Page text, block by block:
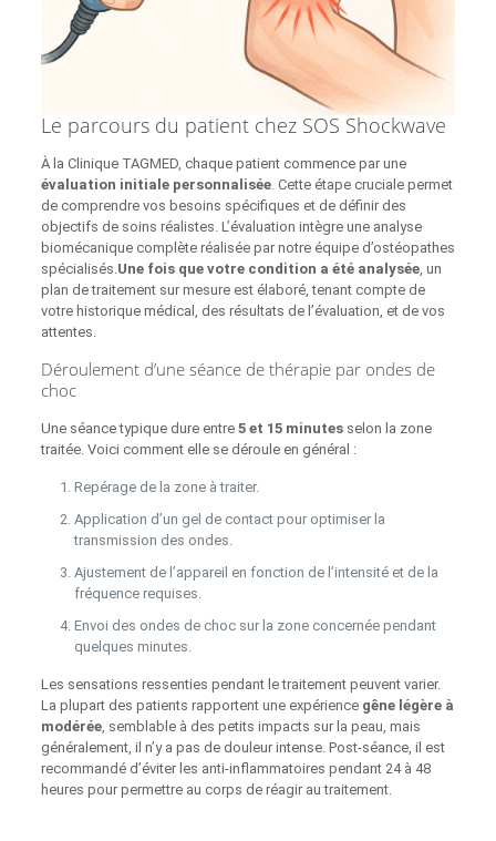
Le parcours du patient chez SOS Shockwave
À la Clinique TAGMED, chaque patient commence par une
évaluation initiale personnalisée. Cette étape cruciale permet
de comprendre vos besoins spécifiques et de définir des
objectifs de soins réalistes. L’évaluation intègre une analyse
biomécanique complète réalisée par notre équipe d’ostéopathes
spécialisés. Une fois que votre condition a été analysée, un
plan de traitement sur mesure est élaboré, tenant compte de
votre historique médical, des résultats de l’évaluation, et de vos
attentes.
Déroulement d’une séance de thérapie par ondes de
choc
Une séance typique dure entre 5 et 15 minutesselon la zone
traitée. Voici comment elle se déroule en général :
Repérage de la zone à traiter.
Application d’un gel de contact pour optimiser la
transmission des ondes.
Ajustement de l’appareil en fonction de l’intensité et de la
fréquence requises.
Envoi des ondes de choc sur la zone concernée pendant
quelques minutes.
Les sensations ressenties pendant le traitement peuvent varier.
La plupart des patients rapportent une expérience gêne légère à
modérée, semblable à des petits impacts sur la peau, mais
généralement, il n’y a pas de douleur intense. Post-séance, il est
recommandé d’éviter les anti-inflammatoires pendant 24 à 48
heures pour permettre au corps de réagir au traitement.